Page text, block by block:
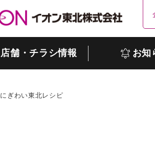
店舗・チラシ情報 お知
にぎわい東北レシピ